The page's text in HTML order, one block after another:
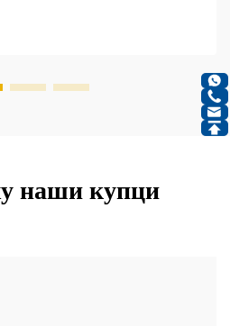
на улаз оператера и да праве
наши купци